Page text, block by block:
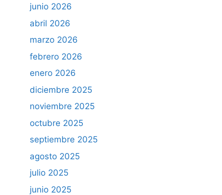
junio 2026
abril 2026
marzo 2026
febrero 2026
enero 2026
diciembre 2025
noviembre 2025
octubre 2025
septiembre 2025
agosto 2025
julio 2025
junio 2025